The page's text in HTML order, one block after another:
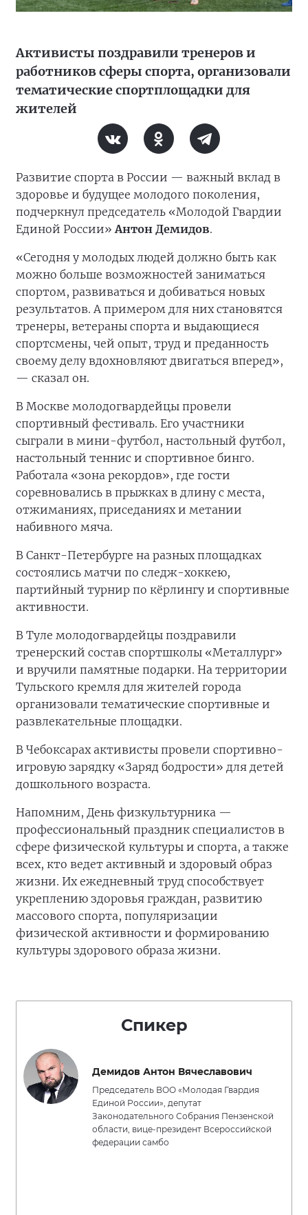
Активисты поздравили тренеров и
работников сферы спорта, организовали
тематические спортплощадки для
жителей
Развитие спорта в России — важный вклад в
здоровье и будущее молодого поколения,
подчеркнул председатель «Молодой Гвардии
Единой России»Антон Демидов.
«Сегодня у молодых людей должно быть как
можно больше возможностей заниматься
спортом, развиваться и добиваться новых
результатов. А примером для них становятся
тренеры, ветераны спорта и выдающиеся
спортсмены, чей опыт, труд и преданность
своему делу вдохновляют двигаться вперед»,
— сказал он.
В Москве молодогвардейцы провели
спортивный фестиваль. Его участники
сыграли в мини-футбол, настольный футбол,
настольный теннис и спортивное бинго.
Работала «зона рекордов», где гости
соревновались в прыжках в длину с места,
отжиманиях, приседаниях и метании
набивного мяча.
В Санкт-Петербурге на разных площадках
состоялись матчи по следж-хоккею,
партийный турнир по кёрлингу и спортивные
активности.
В Туле молодогвардейцы поздравили
тренерский состав спортшколы «Металлург»
и вручили памятные подарки. На территории
Тульского кремля для жителей города
организовали тематические спортивные и
развлекательные площадки.
В Чебоксарах активисты провели спортивно-
игровую зарядку «Заряд бодрости» для детей
дошкольного возраста.
Напомним, День физкультурника —
профессиональный праздник специалистов в
сфере физической культуры и спорта, а также
всех, кто ведет активный и здоровый образ
жизни. Их ежедневный труд способствует
укреплению здоровья граждан, развитию
массового спорта, популяризации
физической активности и формированию
культуры здорового образа жизни.
Спикер
Демидов Антон Вячеславович
Председатель ВОО «Молодая Гвардия
Единой России», депутат
Законодательного Собрания Пензенской
области, вице-президент Всероссийской
федерации самбо